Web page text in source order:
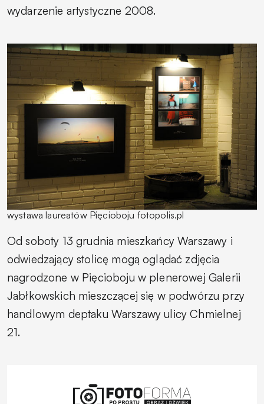
wydarzenie artystyczne 2008.
wystawa laureatów Pięcioboju fotopolis.pl
Od soboty 13 grudnia mieszkańcy Warszawy i
odwiedzający stolicę mogą oglądać zdjęcia
nagrodzone w Pięcioboju w plenerowej Galerii
Jabłkowskich mieszczącej się w podwórzu przy
handlowym deptaku Warszawy ulicy Chmielnej
21.